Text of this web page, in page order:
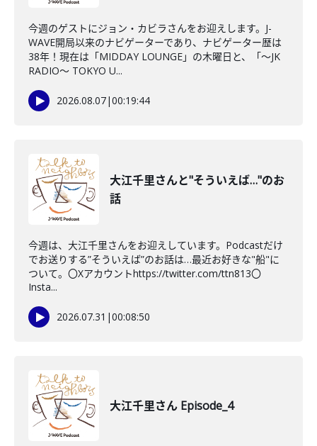
今週のゲストにジョン・カビラさんをお迎えします。J-
WAVE開局以来のナビゲーターであり、ナビゲーター歴は
38年！現在は「MIDDAY LOUNGE」の木曜日と、「〜JK
RADIO〜 TOKYO U...
2026.08.07|00:19:44
大江千里さんと"そういえば…"のお
話
今週は、大江千里さんをお迎えしています。Podcastだけ
でお送りする”そういえば”のお話は…最近お好きな"船"に
ついて。〇Xアカウントhttps://twitter.com/ttn813〇
Insta...
2026.07.31 |00:08:50
大江千里さん Episode_4